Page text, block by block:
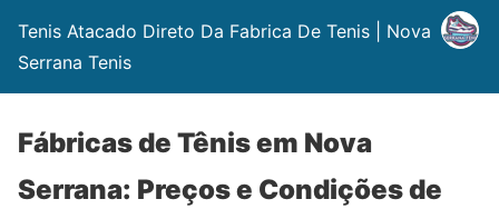
Tenis Atacado Direto Da Fabrica De Tenis | Nova
Serrana Tenis
Fábricas de Tênis em Nova
Serrana: Preços e Condições de